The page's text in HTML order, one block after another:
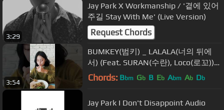
3:29
Jay Park X Workmanship / '곁에 있어
주길 Stay With Me' (Live Version)
Request Chords
3:54
BUMKEY(범키) _ LALALA(너의 뒤에
서) (Feat. SURAN(수란), Loco(로꼬))
[MUSIC DRAMA]
Chords: Bbm Gb B Eb Abm Ab Db
Jay Park I Don't Disappoint Audio